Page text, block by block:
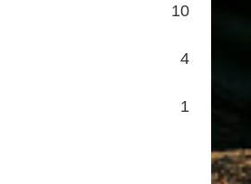
10
4
1